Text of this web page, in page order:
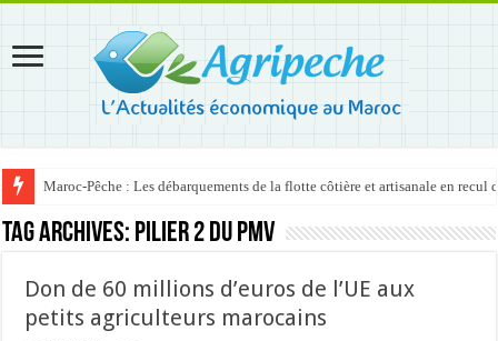
Maroc-Pêche : Les débarquements de la flotte côtière et artisanale en recul
Tag Archives: pilier 2 du PMV
Don de 60 millions d’euros de l’UE aux
petits agriculteurs marocains